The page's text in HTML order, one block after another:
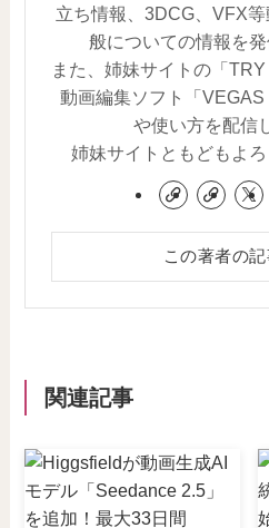
立ち情報、3DCG、VFX
般についての情報を発
また、姉妹サイトの「TRY
動画編集ソフト「
や使い方を配信
姉妹サイトともどもよろ
この著者の
関連記事